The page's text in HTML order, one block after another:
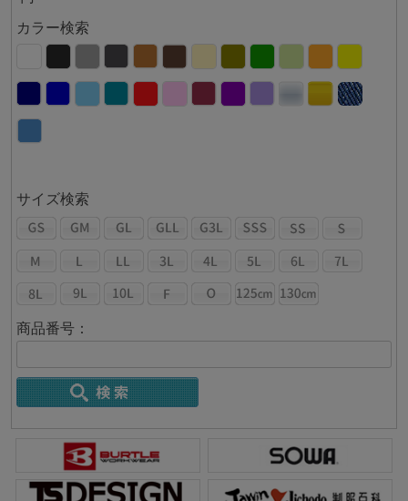
カラー検索
サイズ検索
商品番号：